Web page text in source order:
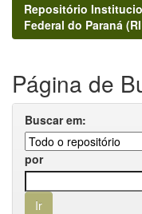
Repositório
Federal do Paraná
Página de
Buscar em:
por